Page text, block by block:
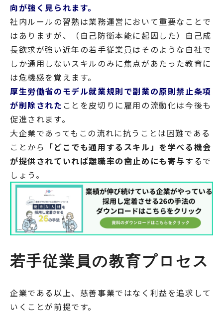
向が強く見られます。
社内ルールの習熟は業務運営において重要なことで
はありますが、（自己防衛本能に起因した）自己成
長欲求が強い近年の若手従業員はそのような自社で
しか通用しないスキルのみに焦点があたった教育に
は危機感を覚えます。
厚生労働省のモデル就業規則で副業の原則禁止条項
が削除された ことを皮切りに雇用の流動化は今後も
促進されます。
大企業であってもこの流れに抗うことは困難である
ことから 「どこでも通用するスキル」を学べる機会
が提供されていれば離職率の歯止めにも寄与するで
しょう。
若手従業員の教育プロセス
企業である以上、慈善事業ではなく利益を追求して
いくことが前提です。